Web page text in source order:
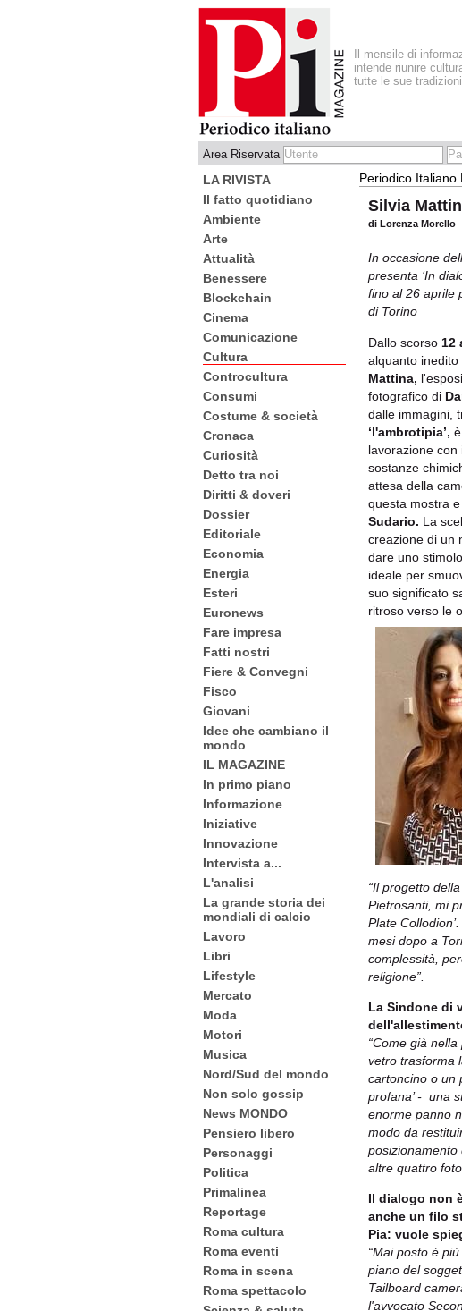
Il mensile di
intende riunire
tutte le sue
Area Riservata
LA RIVISTA
Il fatto quotidiano
Ambiente
Arte
Attualità
Benessere
Blockchain
Cinema
Comunicazione
Cultura
Controcultura
Consumi
Costume & società
Cronaca
Curiosità
Detto tra noi
Diritti & doveri
Dossier
Editoriale
Economia
Energia
Esteri
Euronews
Fare impresa
Fatti nostri
Fiere & Convegni
Fisco
Giovani
Idee che cambiano il
mondo
IL MAGAZINE
In primo piano
Informazione
Iniziative
Innovazione
Intervista a...
L'analisi
La grande storia dei
mondiali di calcio
Lavoro
Libri
Lifestyle
Mercato
Moda
Motori
Musica
Nord/Sud del mondo
Non solo gossip
News MONDO
Pensiero libero
Personaggi
Politica
Primalinea
Reportage
Roma cultura
Roma eventi
Roma in scena
Roma spettacolo
Periodico Italiano
Silvia
di Lorenza Morello
In occasione
presenta ‘In
fino al 26 aprile
di Torino
Dallo scorso 12
alquanto inedito
Mattina,
fotografico di
dalle immagini,
‘l'ambrotipia’,
lavorazione
sostanze
attesa della
questa mostra
Sudario. La
creazione di un
dare uno
ideale per
suo significato
ritroso verso le
“Il progetto
Pietrosanti, mi
Plate
mesi dopo a
complessità,
religione”.
La Sindone di
“Come già
vetro trasforma
cartoncino o un
profana’ - una
enorme panno
modo da
posizionamento
altre quattro
Il dialogo non
anche un filo
Pia: vuole
“Mai posto è
piano del
Tailboard
l'avvocato